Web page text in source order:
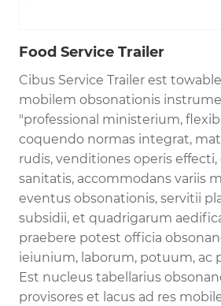
Food Service Trailer
Cibus Service Trailer est
mobilem obsonationis
"professional ministerium,
coquendo normas integrat,
rudis, venditiones operis
sanitatis, accommodans variis
eventus obsonationis, servitii
subsidii, et quadrigarum
praebere potest officia
ieiunium, laborum, potuum, ac
Est nucleus tabellarius
provisores et lacus ad res